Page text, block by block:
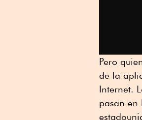
Pero
de la
Internet.
pasan en